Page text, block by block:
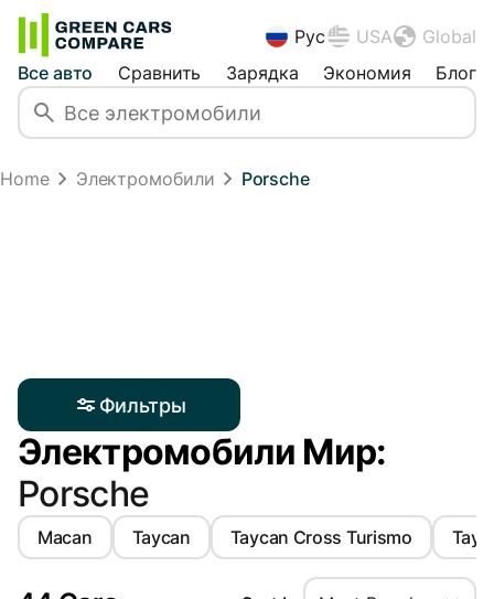
Рус USA
Global
Все авто
Сравнить Зарядка Экономия Блог
Home Электромобили Porsche
Фильтры
Электромобили Мир:
Porsche
Macan Taycan Taycan Cross Turismo